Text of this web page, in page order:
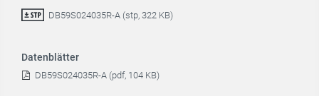
DB59S024035R-A (stp, 322 KB)
Datenblätter
DB59S024035R-A (pdf, 104 KB)